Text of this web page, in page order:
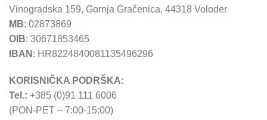
Vinogradska 159, Gornja Gračenica, 44318 Voloder
MB: 02873869
OIB: 30671853465
IBAN : HR8224840081135496296
KORISNIČKA PODRŠKA:
Tel.: +385 (0)91 111 6006
(PON-PET – 7:00-15:00)